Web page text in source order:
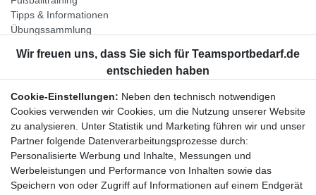
Tipps & Informationen
Übungssammlung
Unternehmen
Widerrufsrecht
Bestellung widerrufen
Datenschutzerklärung
AGB
Impressum
Cookie-Einstellungen: Neben den technisch notwendigen
Cookies verwenden wir Cookies, um die Nutzung unserer Website
zu analysieren. Unter Statistik und Marketing führen wir und unser
Partner folgende Datenverarbeitungsprozesse durch:
Personalisierte Werbung und Inhalte, Messungen und
Werbeleistungen und Performance von Inhalten sowie das
Speichern von oder Zugriff auf Informationen auf einem Endgerät